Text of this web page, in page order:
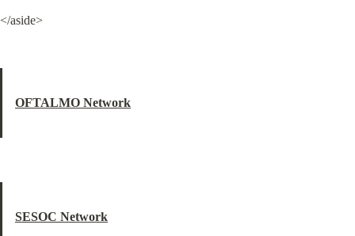
</aside>
OFTALMO Network
SESOC Network